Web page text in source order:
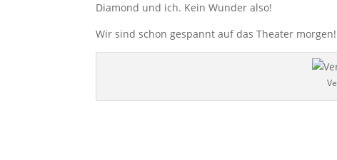
Diamond und ich. Kein Wunder also!
Wir sind schon gespannt auf das Theater